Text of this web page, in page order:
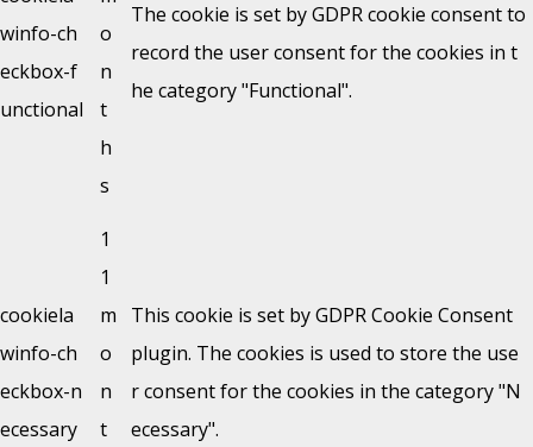
winfo-ch
eckbox-f
unctional
o
n
t
h
s
The cookie is set by GDPR cookie consent to
record the user consent for the cookies in t
he category "Functional".
cookiela
winfo-ch
eckbox-n
ecessary
1
1
m
o
n
t
This cookie is set by GDPR Cookie Consent
plugin. The cookies is used to store the use
r consent for the cookies in the category "N
ecessary".